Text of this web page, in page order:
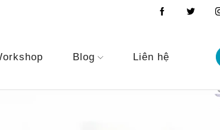
Blog Liên hệ